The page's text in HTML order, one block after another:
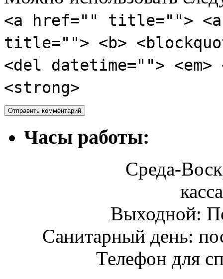
<a href="" title="">
title=""> <b>
<del datetime="">
<strong>
Часы работы:
Среда-
Выходной:
Санитарный день:
Телефон для